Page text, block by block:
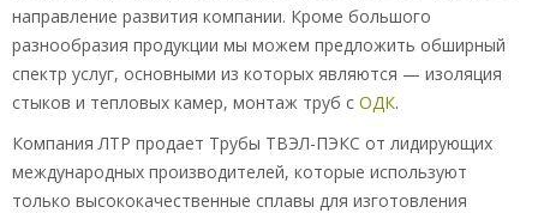
направление развития компании. Кроме большого
разнообразия продукции мы можем предложить обширный
спектр услуг, основными из которых являются — изоляция
стыков и тепловых камер, монтаж труб с ОДК.
Компания ЛТР продает Трубы ТВЭЛ-ПЭКС от лидирующих
международных производителей, которые используют
только высококачественные сплавы для изготовления